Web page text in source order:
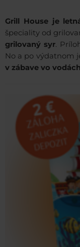
Grill House je
špeciality od
grilovaný syr.
No a po výdatnom
v zábave vo